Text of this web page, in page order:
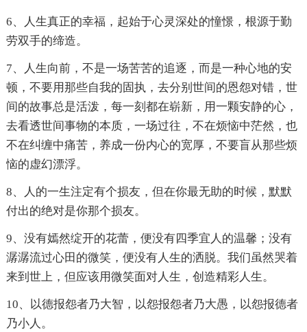
6、人生真正的幸福，起始于心灵深处的憧憬，根源于勤
劳双手的缔造。
7、人生向前，不是一场苦苦的追逐，而是一种心地的安
顿，不要用那些自我的固执，去分别世间的恩怨对错，世
间的故事总是活泼，每一刻都在崭新，用一颗安静的心，
去看透世间事物的本质，一场过往，不在烦恼中茫然，也
不在纠缠中痛苦，养成一份内心的宽厚，不要盲从那些烦
恼的虚幻漂浮。
8、人的一生注定有个损友，但在你最无助的时候，默默
付出的绝对是你那个损友。
9、没有嫣然绽开的花蕾，便没有四季宜人的温馨；没有
潺潺流过心田的微笑，便没有人生的洒脱。我们虽然哭着
来到世上，但应该用微笑面对人生，创造精彩人生。
10、以德报怨者乃大智，以怨报怨者乃大愚，以怨报德者
乃小人。